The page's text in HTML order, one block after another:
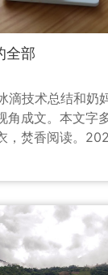
全部
滴技术总结和奶
角成文。本文字
，焚香阅读。
列| 冰滴咖啡制作
惊艳。他感到很
框架感和整体的